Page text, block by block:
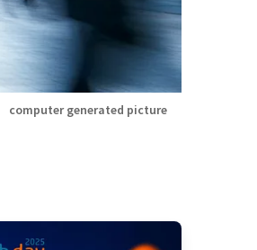
computer generated picture